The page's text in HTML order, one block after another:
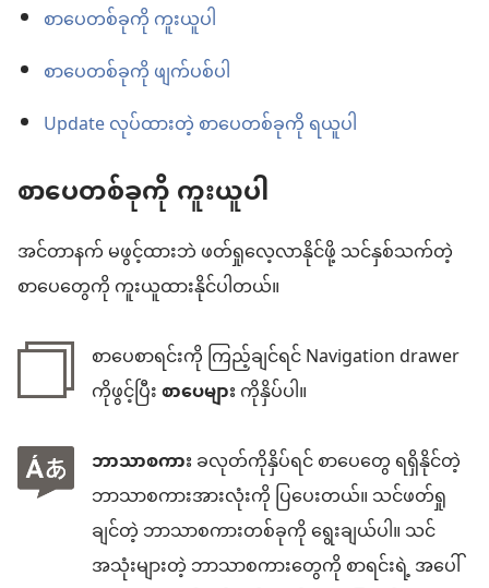
စာပေတစ်ခုကို ကူးယူပါ
စာပေတစ်ခုကို ဖျက်ပစ်ပါ
Update လုပ်ထားတဲ့ စာပေတစ်ခုကို ရယူပါ
စာပေတစ်ခုကို ကူးယူပါ
အင်တာနက် မဖွင့်ထားဘဲ ဖတ်ရှုလေ့လာနိုင်ဖို့ သင်နှစ်သက်တဲ့
စာပေတွေကို ကူးယူထားနိုင်ပါတယ်။
စာပေစာရင်းကို ကြည့်ချင်ရင် Navigation drawer
ကိုဖွင့်ပြီးစာပေများကိုနှိပ်ပါ။
ဘာသာစကားခလုတ်ကိုနှိပ်ရင် စာပေတွေ ရရှိနိုင်တဲ့
ဘာသာစကားအားလုံးကို ပြပေးတယ်။ သင်ဖတ်ရှု
ချင်တဲ့ ဘာသာစကားတစ်ခုကို ရွေးချယ်ပါ။ သင်
အသုံးများတဲ့ ဘာသာစကားတွေကို စာရင်းရဲ့ အပေါ်